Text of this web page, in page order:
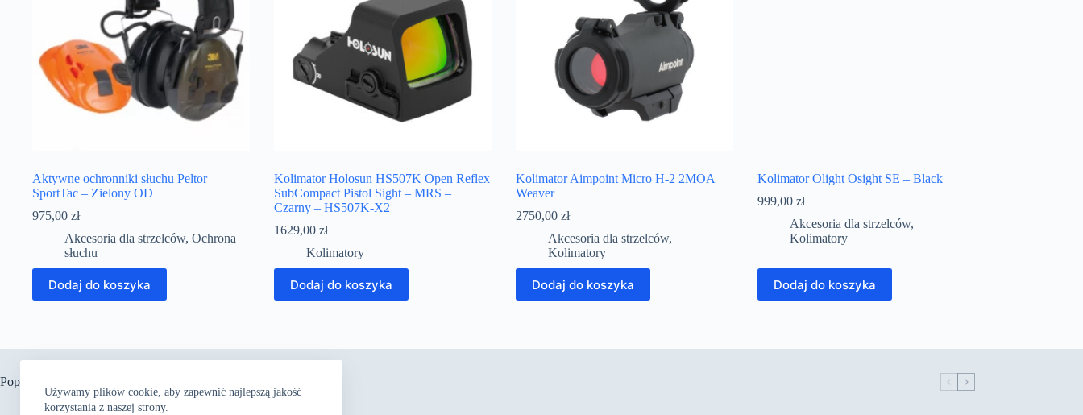
Używamy plików cookie, aby zapewnić najlepszą jakość
korzystania z naszej strony.
Aktywne ochronniki słuchu Peltor
SportTac – Zielony OD
975,00 zł
Akcesoria dla strzelców, Ochrona
słuchu
Dodaj do koszyka
Kolimator Holosun HS507K Open Reflex
SubCompact Pistol Sight – MRS –
Czarny – HS507K-X2
1629,00 zł
Kolimatory
Dodaj do koszyka
Kolimator Aimpoint Micro H-2 2MOA
Weaver
2750,00 zł
Akcesoria dla strzelców,
Kolimatory
Dodaj do koszyka
Kolimator Olight Osight SE – Black
999,00 zł
Akcesoria dla strzelców,
Kolimatory
Dodaj do koszyka
Popularne